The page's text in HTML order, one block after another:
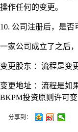
操作任何的变更。
10. 公司注册后，是
一家公司成立了之后
变更股东 ：流程是变
变更地址 ：流程是如
BKPM投资原则许可
分享到：